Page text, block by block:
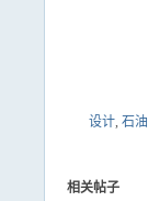
设计, 石油
相关帖子